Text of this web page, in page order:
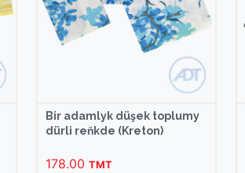
Bir adamlyk düşek toplumy
dürli reňkde (Kreton)
178.00 TMT